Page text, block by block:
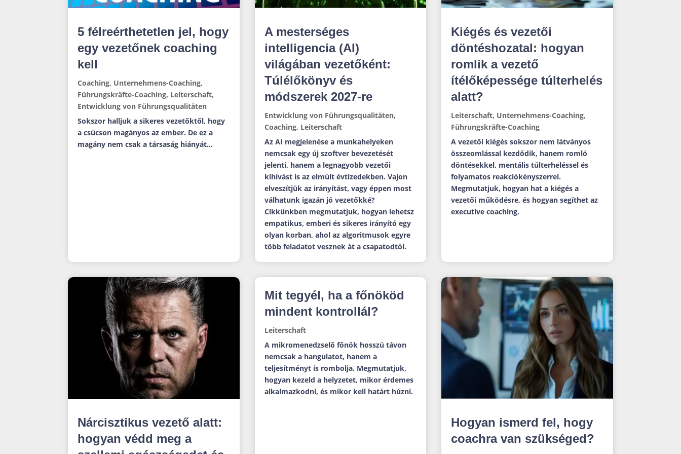
5 félreérthetetlen jel, hogy
egy vezetőnek coaching
kell
Coaching, Unternehmens-Coaching,
Führungskräfte-Coaching, Leiterschaft,
Entwicklung von Führungsqualitäten
Sokszor halljuk a sikeres vezetőktől, hogy
a csúcson magányos az ember. De ez a
magány nem csak a társaság hiányát...
A mesterséges
intelligencia (AI)
világában vezetőként:
Túlélőkönyv és
módszerek 2027-re
Entwicklung von Führungsqualitäten,
Coaching, Leiterschaft
Az AI megjelenése a munkahelyeken
nemcsak egy új szoftver bevezetését
jelenti, hanem a legnagyobb vezetői
kihívást is az elmúlt évtizedekben. Vajon
elveszítjük az irányítást, vagy éppen most
válhatunk igazán jó vezetőkké?
Cikkünkben megmutatjuk, hogyan lehetsz
empatikus, emberi és sikeres irányító egy
olyan korban, ahol az algoritmusok egyre
több feladatot vesznek át a csapatodtól.
Kiégés és vezetői
döntéshozatal: hogyan
romlik a vezető
ítélőképessége túlterhelés
alatt?
Leiterschaft, Unternehmens-Coaching,
Führungskräfte-Coaching
A vezetői kiégés sokszor nem látványos
összeomlással kezdődik, hanem romló
döntésekkel, mentális túlterheléssel és
folyamatos reakciókényszerrel.
Megmutatjuk, hogyan hat a kiégés a
vezetői működésre, és hogyan segíthet az
executive coaching.
Nárcisztikus vezető alatt:
hogyan védd meg a
Mit tegyél, ha a főnököd
mindent kontrollál?
Leiterschaft
A mikromenedzselő főnök hosszú távon
nemcsak a hangulatot, hanem a
teljesítményt is rombolja. Megmutatjuk,
hogyan kezeld a helyzetet, mikor érdemes
alkalmazkodni, és mikor kell határt húzni.
Hogyan ismerd fel, hogy
coachra van szükséged?